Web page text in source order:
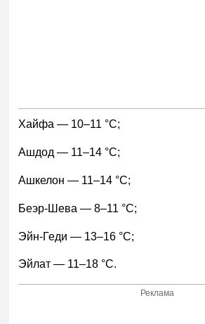
Хайфа — 10–11 °С;
Ашдод — 11–14 °С;
Ашкелон — 11–14 °С;
Беэр-Шева — 8–11 °С;
Эйн-Геди — 13–16 °С;
Эйлат — 11–18 °С.
Реклама